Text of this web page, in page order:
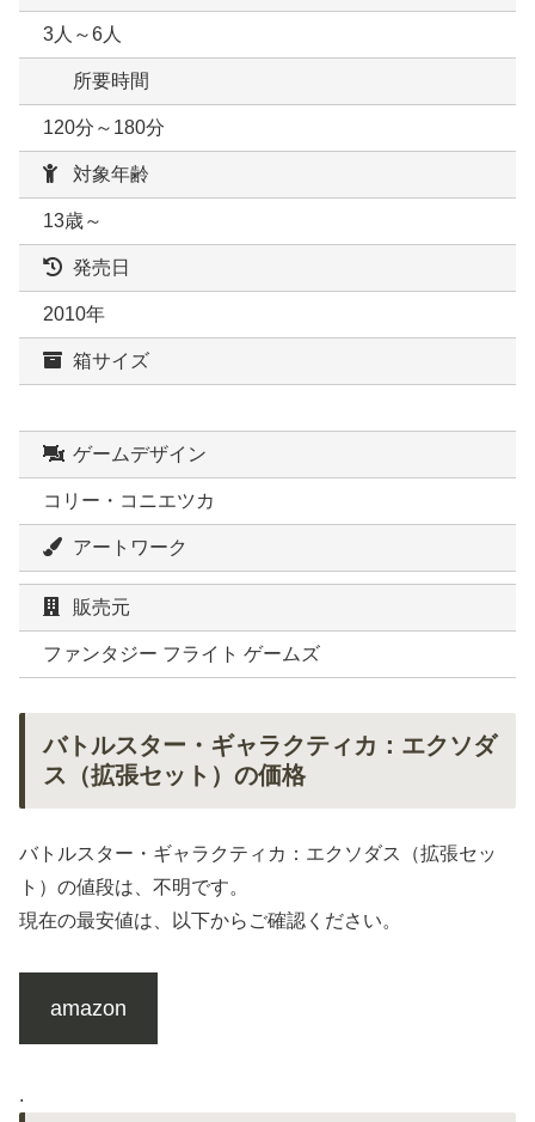
3人～6人
所要時間
120分～180分
対象年齢
13歳～
発売日
2010年
箱サイズ
ゲームデザイン
コリー・コニエツカ
アートワーク
販売元
ファンタジー フライト ゲームズ
バトルスター・ギャラクティカ：エクソダ
ス（拡張セット）の価格
バトルスター・ギャラクティカ：エクソダス（拡張セッ
ト）の値段は、不明です。
現在の最安値は、以下からご確認ください。
amazon
.